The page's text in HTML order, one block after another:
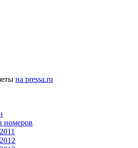
на pressa.ru
номеров
2011
2012